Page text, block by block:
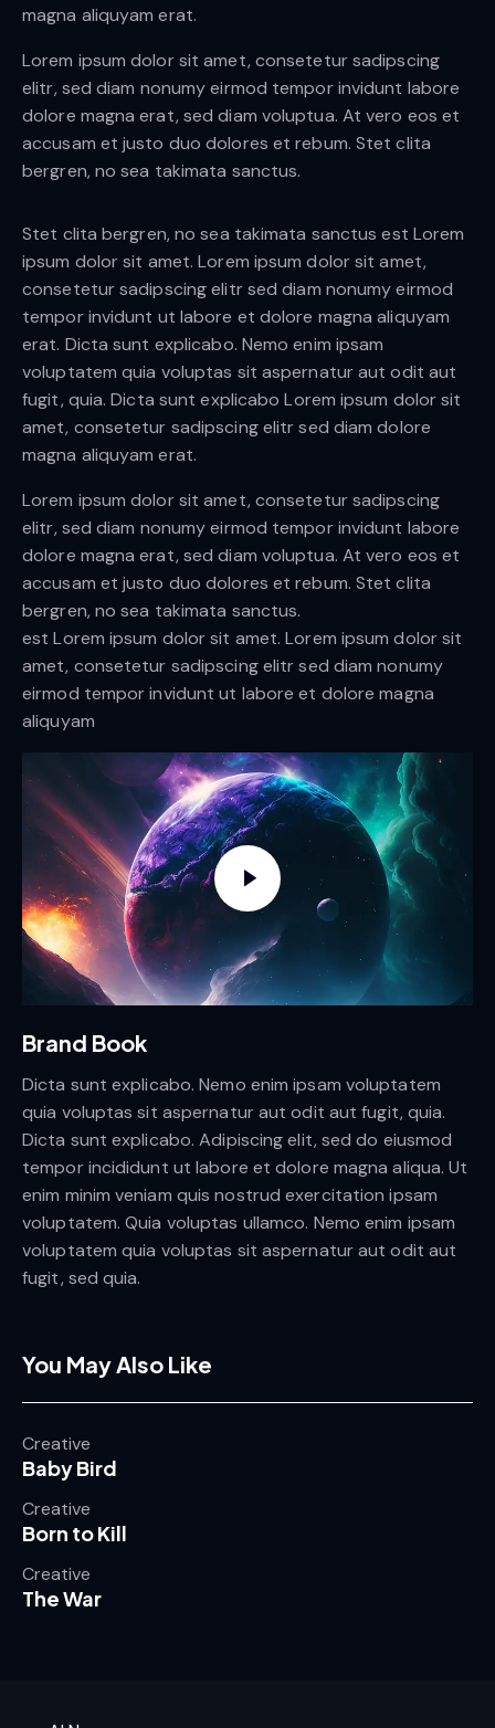
magna aliquyam erat.
Lorem ipsum dolor sit amet, consetetur sadipscing
elitr, sed diam nonumy eirmod tempor invidunt labore
dolore magna erat, sed diam voluptua. At vero eos et
accusam et justo duo dolores et rebum. Stet clita
bergren, no sea takimata sanctus.
Stet clita bergren, no sea takimata sanctus est Lorem
ipsum dolor sit amet. Lorem ipsum dolor sit amet,
consetetur sadipscing elitr sed diam nonumy eirmod
tempor invidunt ut labore et dolore magna aliquyam
erat. Dicta sunt explicabo. Nemo enim ipsam
voluptatem quia voluptas sit aspernatur aut odit aut
fugit, quia. Dicta sunt explicabo Lorem ipsum dolor sit
amet, consetetur sadipscing elitr sed diam dolore
magna aliquyam erat.
Lorem ipsum dolor sit amet, consetetur sadipscing
elitr, sed diam nonumy eirmod tempor invidunt labore
dolore magna erat, sed diam voluptua. At vero eos et
accusam et justo duo dolores et rebum. Stet clita
bergren, no sea takimata sanctus.
est Lorem ipsum dolor sit amet. Lorem ipsum dolor sit
amet, consetetur sadipscing elitr sed diam nonumy
eirmod tempor invidunt ut labore et dolore magna
aliquyam
Brand Book
Dicta sunt explicabo. Nemo enim ipsam voluptatem
quia voluptas sit aspernatur aut odit aut fugit, quia.
Dicta sunt explicabo. Adipiscing elit, sed do eiusmod
tempor incididunt ut labore et dolore magna aliqua. Ut
enim minim veniam quis nostrud exercitation ipsam
voluptatem. Quia voluptas ullamco. Nemo enim ipsam
voluptatem quia voluptas sit aspernatur aut odit aut
fugit, sed quia.
You May Also Like
Creative
Baby Bird
Creative
Born to Kill
Creative
The War